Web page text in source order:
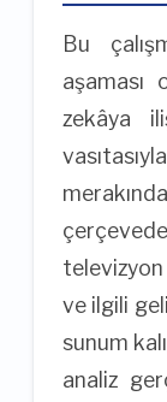
Bu
aşaması
zekâya
televizyon
ve ilgili
sunum
analiz